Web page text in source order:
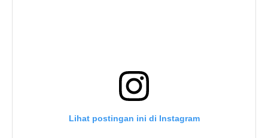
Lihat postingan ini di Instagram